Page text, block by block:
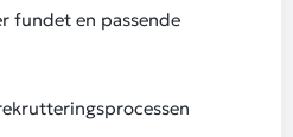
fundet en passende